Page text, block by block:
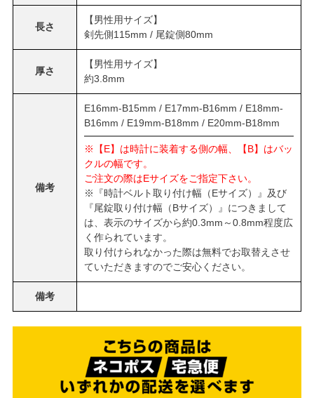
長さ
【男性用サイズ】
剣先側115mm / 尾錠側80mm
厚さ
【男性用サイズ】
約3.8mm
備考
E16mm-B15mm / E17mm-B16mm / E18mm-
B16mm / E19mm-B18mm / E20mm-B18mm
※【E】は時計に装着する側の幅、【B】はバッ
クルの幅です。
ご注文の際はEサイズをご指定下さい。
※『時計ベルト取り付け幅（Eサイズ）』及び
『尾錠取り付け幅（Bサイズ）』につきまして
は、表示のサイズから約0.3mm～0.8mm程度広
く作られています。
取り付けられなかった際は無料でお取替えさせ
ていただきますのでご安心ください。
備考